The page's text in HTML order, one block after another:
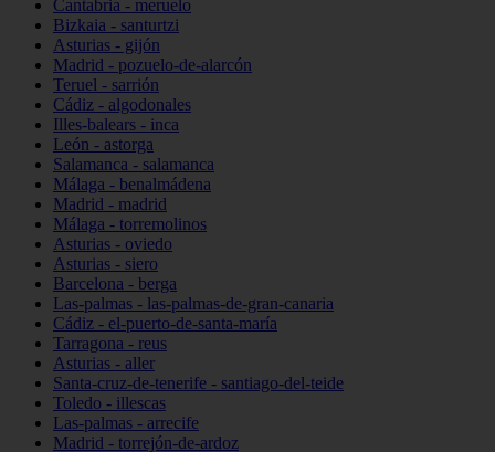
Cantabria - meruelo
Bizkaia - santurtzi
Asturias - gijón
Madrid - pozuelo-de-alarcón
Teruel - sarrión
Cádiz - algodonales
Illes-balears - inca
León - astorga
Salamanca - salamanca
Málaga - benalmádena
Madrid - madrid
Málaga - torremolinos
Asturias - oviedo
Asturias - siero
Barcelona - berga
Las-palmas - las-palmas-de-gran-canaria
Cádiz - el-puerto-de-santa-maría
Tarragona - reus
Asturias - aller
Santa-cruz-de-tenerife - santiago-del-teide
Toledo - illescas
Las-palmas - arrecife
Madrid - torrejón-de-ardoz